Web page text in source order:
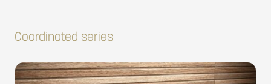
Coordinated series